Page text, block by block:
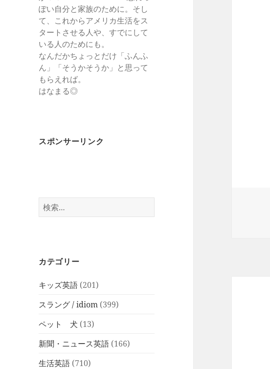
ぽい自分と家族のために。そし
て、これからアメリカ生活をス
タートさせる人や、すでにして
いる人のためにも。
なんだかちょっとだけ「ふんふ
ん」「そうかそうか」と思って
もらえれば。
はなまる◎
スポンサーリンク
検
索:
カテゴリー
キッズ英語 (201)
スラング / idiom (399)
ペット 犬 (13)
新聞・ニュース英語 (166)
生活英語 (710)